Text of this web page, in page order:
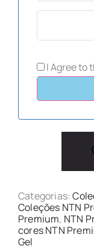
I Agree to
Categorias:
Coleções NTN
Premium, NTN
cores NTN
Gel